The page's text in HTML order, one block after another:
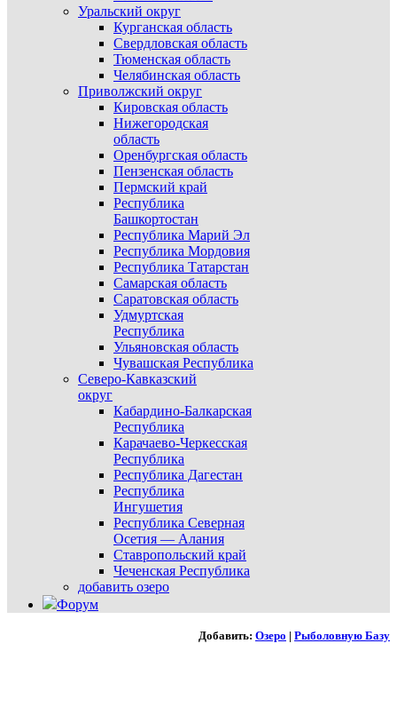
Уральский округ
Курганская область
Свердловская область
Тюменская область
Челябинская область
Приволжский округ
Кировская область
Нижегородская
область
Оренбургская область
Пензенская область
Пермский край
Республика
Башкортостан
Республика Марий Эл
Республика Мордовия
Республика Татарстан
Самарская область
Саратовская область
Удмуртская
Республика
Ульяновская область
Чувашская Республика
Северо-Кавказский
округ
Кабардино-Балкарская
Республика
Карачаево-Черкесская
Республика
Республика Дагестан
Республика
Ингушетия
Республика Северная
Осетия — Алания
Ставропольский край
Чеченская Республика
добавить озеро
Форум
Добавить: Озеро | Рыболовную Базу